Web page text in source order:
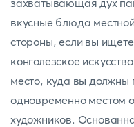
захватывающая дух
вкусные блюда
стороны, если вы
конголезское
место, куда вы должны
одновременно местом
художников.